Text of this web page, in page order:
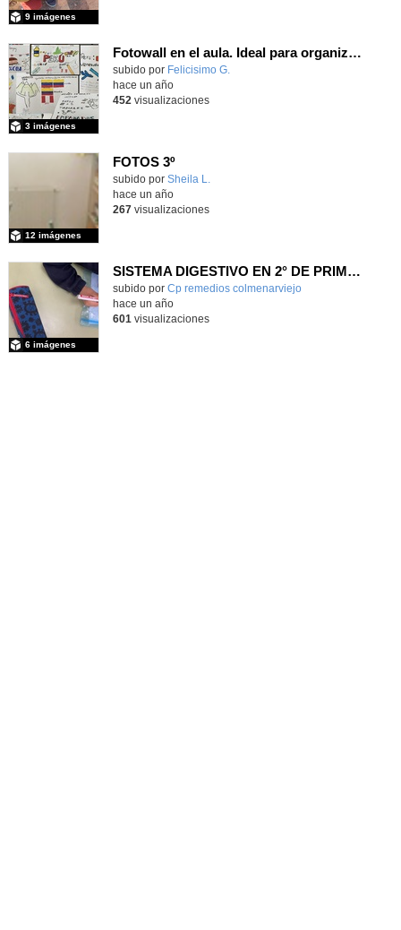
9 imágenes
Fotowall en el aula. Ideal para organizar tus imágenes.
Contenido educativo.
subido por Felicisimo G.
3 imágenes
hace un año
452 visualizaciones
FOTOS 3º
Contenido educativo.
subido por Sheila L.
12 imágenes
hace un año
267visualizaciones
SISTEMA DIGESTIVO EN 2° DE PRIMARIA
Contenido educativo.
subido por Cp remedios colmenarviejo
6 imágenes
-
hace un año
601 visualizaciones